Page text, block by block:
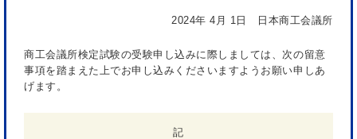
2024年 4月 1日 日本商工会議所
商工会議所検定試験の受験申し込みに際しましては、次の留意
事項を踏まえた上でお申し込みくださいますようお願い申しあ
げます。
記